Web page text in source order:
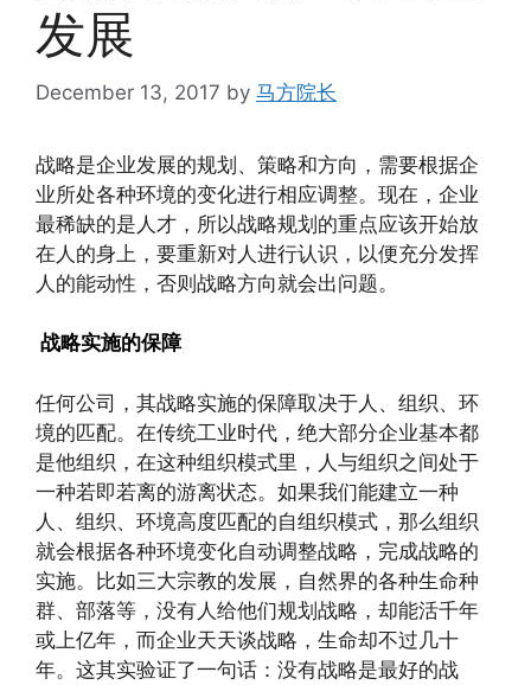
发展
December 13, 2017 by 马方院长
战略是企业发展的规划、策略和方向，需要根据企
业所处各种环境的变化进行相应调整。现在，企业
最稀缺的是人才，所以战略规划的重点应该开始放
在人的身上，要重新对人进行认识，以便充分发挥
人的能动性，否则战略方向就会出问题。
战略实施的保障
任何公司，其战略实施的保障取决于人、组织、环
境的匹配。在传统工业时代，绝大部分企业基本都
是他组织，在这种组织模式里，人与组织之间处于
一种若即若离的游离状态。如果我们能建立一种
人、组织、环境高度匹配的自组织模式，那么组织
就会根据各种环境变化自动调整战略，完成战略的
实施。比如三大宗教的发展，自然界的各种生命种
群、部落等，没有人给他们规划战略，却能活千年
或上亿年，而企业天天谈战略，生命却不过几十
年。这其实验证了一句话：没有战略是最好的战